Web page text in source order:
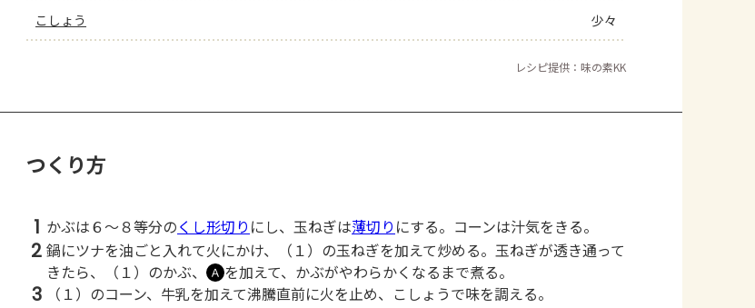
こしょう 少々
レシピ提供：味の素KK
つくり方
1 かぶは６～８等分のくし形切り にし、玉ねぎは薄切り にする。コーンは汁気をきる。
2 鍋にツナを油ごと入れて火にかけ、（１）の玉ねぎを加えて炒める。玉ねぎが透き通って
きたら、（１）のかぶ、
Ａ を加えて、かぶがやわらかくなるまで煮る。
3 （１）のコーン、牛乳を加えて沸騰直前に火を止め、こしょうで味を調える。